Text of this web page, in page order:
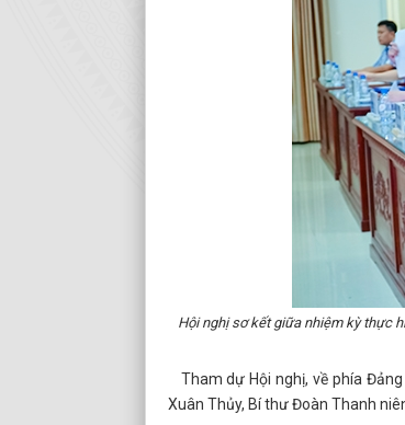
Hội nghị sơ kết giữa nhiệm kỳ thực
Tham dự Hội nghị, về phía
Xuân Thủy, Bí thư Đoàn Thanh